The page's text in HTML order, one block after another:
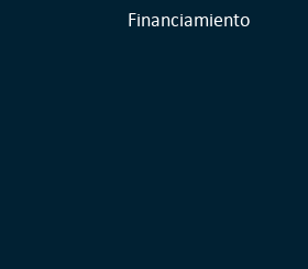
Financiamiento